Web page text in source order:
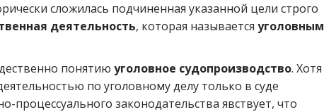
сложилась подчиненная указанной цели строго
деятельность, которая называется уголовным
понятию уголовное судопроизводство. Хотя
по уголовному делу только в суде
процессуального законодательства явствует, что